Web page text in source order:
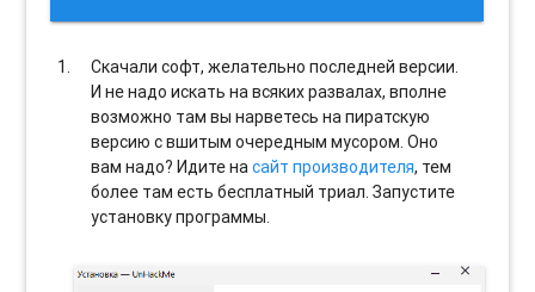
Скачали софт, желательно последней версии.
И не надо искать на всяких развалах, вполне
возможно там вы нарветесь на пиратскую
версию с вшитым очередным мусором. Оно
вам надо? Идите насайт производителя, тем
более там есть бесплатный триал. Запустите
установку программы.